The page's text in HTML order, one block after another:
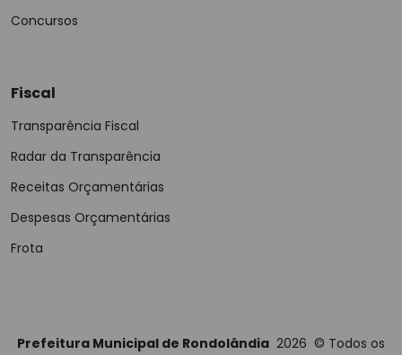
Concursos
Fiscal
Transparência Fiscal
Radar da Transparência
Receitas Orçamentárias
Despesas Orçamentárias
Frota
Prefeitura Municipal de Rondolândia 2026 © Todos os